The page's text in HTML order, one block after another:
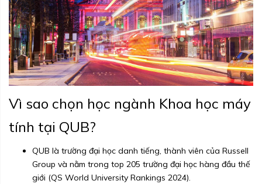
Vì sao chọn học ngành Khoa học máy
tính tại QUB?
QUB là trường đại học danh tiếng, thành viên của Russell
Group và nằm trong top 205 trường đại học hàng đầu thế
giới (QS World University Rankings 2024).